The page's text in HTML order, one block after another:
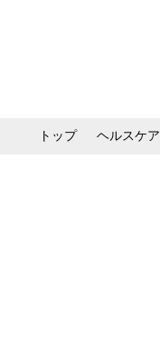
トップ ヘルスケア